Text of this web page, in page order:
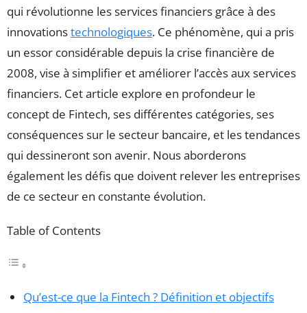
qui révolutionne les services financiers grâce à des
innovationstechnologiques. Ce phénomène, qui a pris
un essor considérable depuis la crise financière de
2008, vise à simplifier et améliorer l’accès aux services
financiers. Cet article explore en profondeur le
concept de Fintech, ses différentes catégories, ses
conséquences sur le secteur bancaire, et les tendances
qui dessineront son avenir. Nous aborderons
également les défis que doivent relever les entreprises
de ce secteur en constante évolution.
Table of Contents
Qu’est-ce que la Fintech ? Définition et objectifs